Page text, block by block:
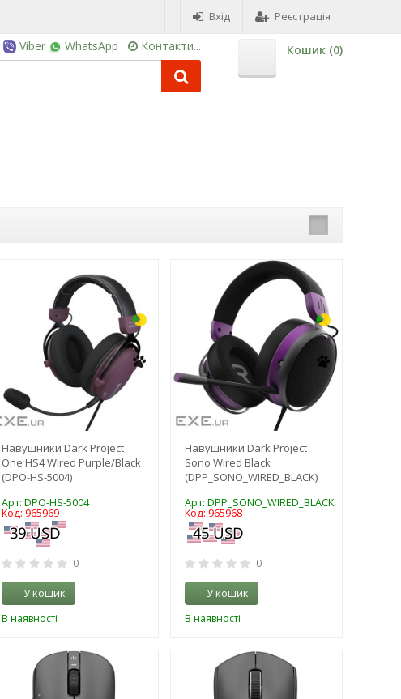
Вхід Реєстрація
Viber WhatsApp Контакти... Кошик (0)
Навушники Dark Project
One HS4 Wired Purple/Black
(DPO-HS-5004)
Арт: DPO-HS-5004
Код: 965969
0
У кошик
В наявності
-3%
Навушники Dark Project
Sono Wired Black
(DPP_SONO_WIRED_BLACK)
Арт: DPP_SONO_WIRED_BLACK
Код: 965968
0
У кошик
В наявності